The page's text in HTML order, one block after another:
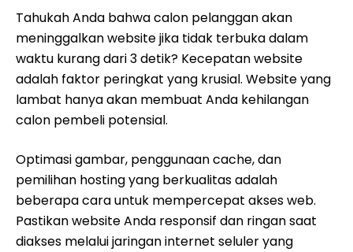
Tahukah Anda bahwa calon pelanggan akan
meninggalkan website jika tidak terbuka dalam
waktu kurang dari 3 detik? Kecepatan website
adalah faktor peringkat yang krusial. Website yang
lambat hanya akan membuat Anda kehilangan
calon pembeli potensial.
Optimasi gambar, penggunaan cache, dan
pemilihan hosting yang berkualitas adalah
beberapa cara untuk mempercepat akses web.
Pastikan website Anda responsif dan ringan saat
diakses melalui jaringan internet seluler yang